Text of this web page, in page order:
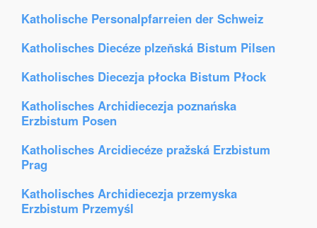
Katholische Personalpfarreien der Schweiz
Katholisches Diecéze plzeňská Bistum Pilsen
Katholisches Diecezja płocka Bistum Płock
Katholisches Archidiecezja poznańska
Erzbistum Posen
Katholisches Arcidiecéze pražská Erzbistum
Prag
Katholisches Archidiecezja przemyska
Erzbistum Przemyśl